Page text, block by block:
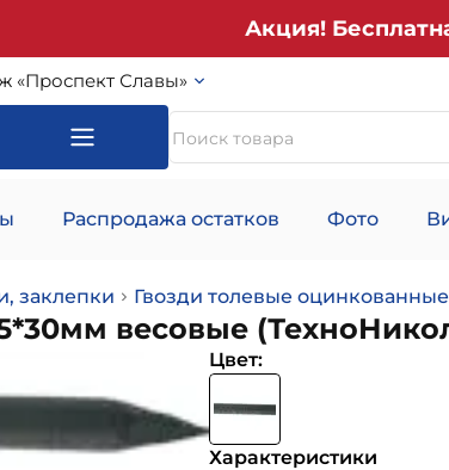
Акция!
«Проспект Славы»
Распродажа остатков Фото
заклепки Гвозди толевые оцинкованные
весовые
Цвет:
Характеристики